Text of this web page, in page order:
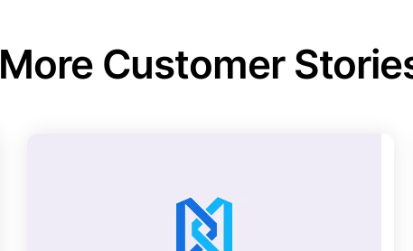
More Customer